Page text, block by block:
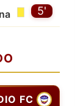
5'
FC